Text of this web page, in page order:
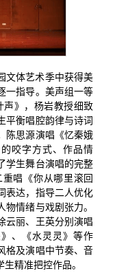
文体艺术季中获得美
一指导。美声组一等
声》，杨岩教授细致
平衡唱腔韵律与诗词
陈思源演唱《忆秦娥
咬字方式、作品情
学生舞台演唱的完整
唱《你从哪里滚回
表达，指导二人优化
情绪与戏剧张力。
云丽、王英分别演唱
、《水灵灵》等作
格及演唱中节奏、音
精准把控作品。